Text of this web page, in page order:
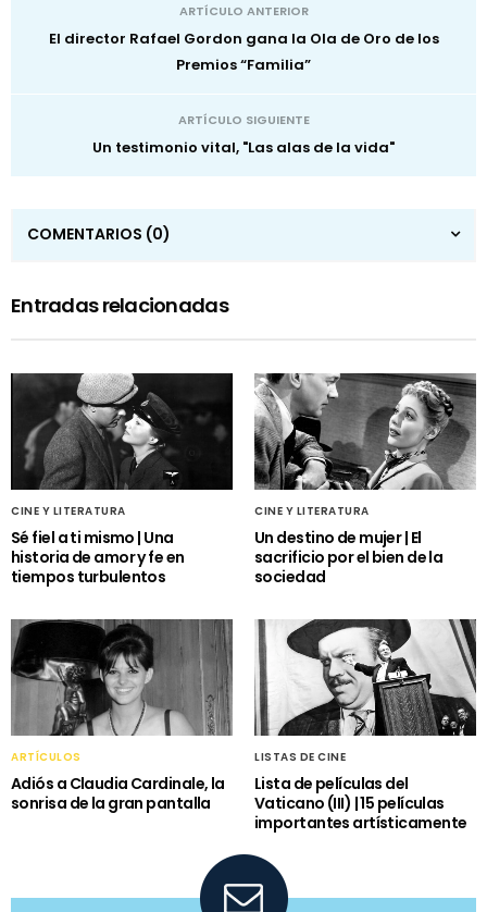
ARTÍCULO ANTERIOR
El director Rafael Gordon gana la Ola de Oro de los
Premios “Familia”
ARTÍCULO SIGUIENTE
Un testimonio vital, "Las alas de la vida"
COMENTARIOS (0)
Entradas relacionadas
CINE Y LITERATURA
Sé fiel a ti mismo | Una
historia de amor y fe en
tiempos turbulentos
CINE Y LITERATURA
Un destino de mujer | El
sacrificio por el bien de la
sociedad
ARTÍCULOS
Adiós a Claudia Cardinale, la
sonrisa de la gran pantalla
LISTAS DE CINE
Lista de películas del
Vaticano (III) | 15 películas
importantes artísticamente